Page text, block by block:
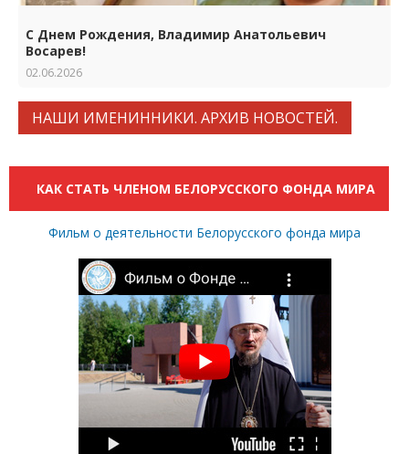
С Днем Рождения, Владимир Анатольевич
Восарев!
02.06.2026
НАШИ ИМЕНИННИКИ. АРХИВ НОВОСТЕЙ.
КАК СТАТЬ ЧЛЕНОМ БЕЛОРУССКОГО ФОНДА МИРА
Фильм о деятельности Белорусского фонда мира